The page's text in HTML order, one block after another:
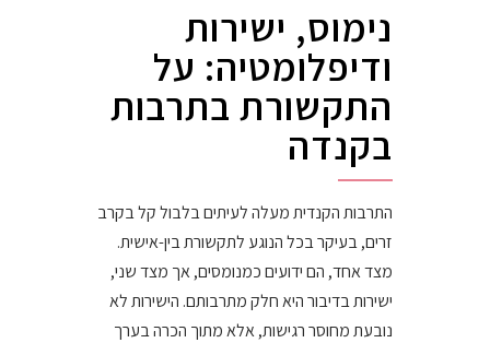
נימוס, ישירות
ודיפלומטיה: על
התקשורת בתרבות
בקנדה
התרבות הקנדית מעלה לעיתים בלבול קל בקרב
זרים, בעיקר בכל הנוגע לתקשורת בין-אישית.
מצד אחד, הם ידועים כמנומסים, אך מצד שני,
ישירות בדיבור היא חלק מתרבותם. הישירות לא
נובעת מחוסר רגישות, אלא מתוך הכרה בערך